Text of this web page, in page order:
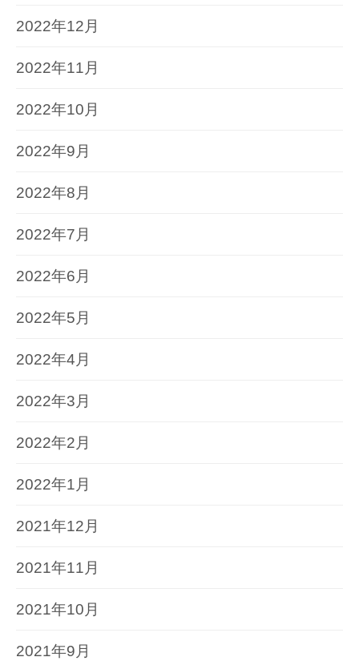
2022年12月
2022年11月
2022年10月
2022年9月
2022年8月
2022年7月
2022年6月
2022年5月
2022年4月
2022年3月
2022年2月
2022年1月
2021年12月
2021年11月
2021年10月
2021年9月